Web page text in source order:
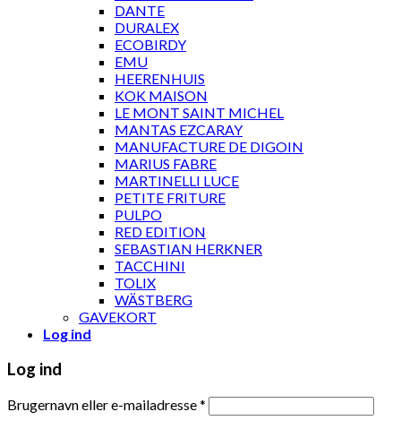
DANTE
DURALEX
ECOBIRDY
EMU
HEERENHUIS
KOK MAISON
LE MONT SAINT MICHEL
MANTAS EZCARAY
MANUFACTURE DE DIGOIN
MARIUS FABRE
MARTINELLI LUCE
PETITE FRITURE
PULPO
RED EDITION
SEBASTIAN HERKNER
TACCHINI
TOLIX
WÄSTBERG
GAVEKORT
Log ind
Log ind
Brugernavn eller e-mailadresse*